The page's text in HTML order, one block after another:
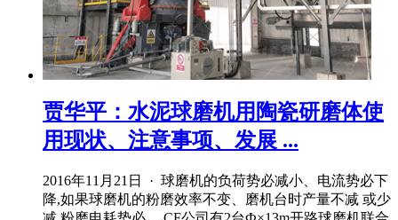
贾华平：水泥球磨机用陶瓷研磨体使
用现状、注意事项、发展 ...
2016年11月21日 · 球磨机的负荷势必减小、电流势必下
降,如果球磨机的粉磨效率不变、磨机台时产量不减 或少